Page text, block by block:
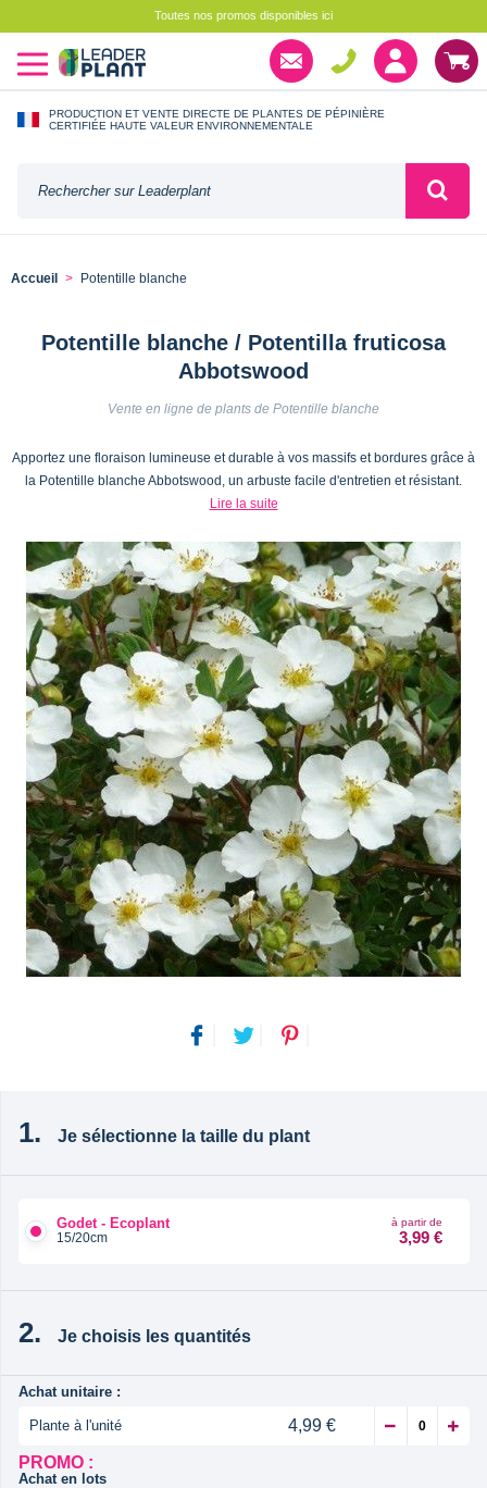
Toutes nos promos disponibles ici
PRODUCTION ET VENTE DIRECTE DE PLANTES DE PÉPINIÈRE
CERTIFIÉE HAUTE VALEUR ENVIRONNEMENTALE
Accueil Potentille blanche
Potentille blanche / Potentilla fruticosa
Abbotswood
Vente en ligne de plants de Potentille blanche
Apportez une floraison lumineuse et durable à vos massifs et bordures grâce à
la Potentille blanche Abbotswood, un arbuste facile d'entretien et résistant.
Lire la suite
Je sélectionne la taille du plant
Godet - Ecoplant
15/20cm
à partir de
3,99 €
Je choisis les quantités
Achat unitaire :
Plante à l'unité
4,99 €
PROMO :
Achat en lots